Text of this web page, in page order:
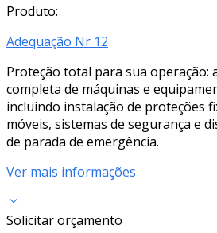
Produto:
Adequação Nr 12
Proteção total para sua operação:
completa de máquinas e
incluindo instalação de proteções
móveis, sistemas de segurança e
de parada de emergência.
Ver mais informações
Solicitar orçamento